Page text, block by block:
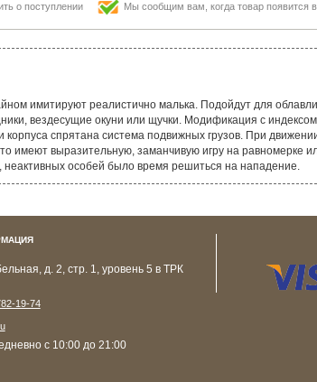
о поступлении Мы сообщим вам, когда товар появится
имитируют реалистично малька. Подойдут для
вездесущие окуни или щучки. Модификация с
корпуса спрятана система подвижных грузов. При
выразительную, заманчивую игру на равномерке
особей было время решиться на нападение.
д. 2, стр. 1, уровень 5 в ТРК
19-74
с 10:00 до 21:00